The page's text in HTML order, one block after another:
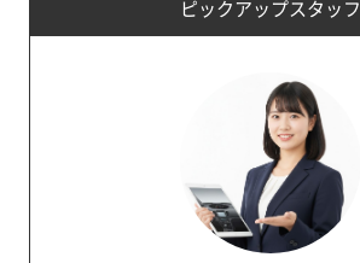
ピックアップスタッフ